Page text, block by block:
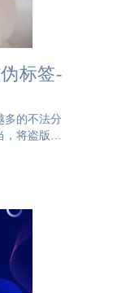
标签-
多的不法分
将盗版商
险，也让